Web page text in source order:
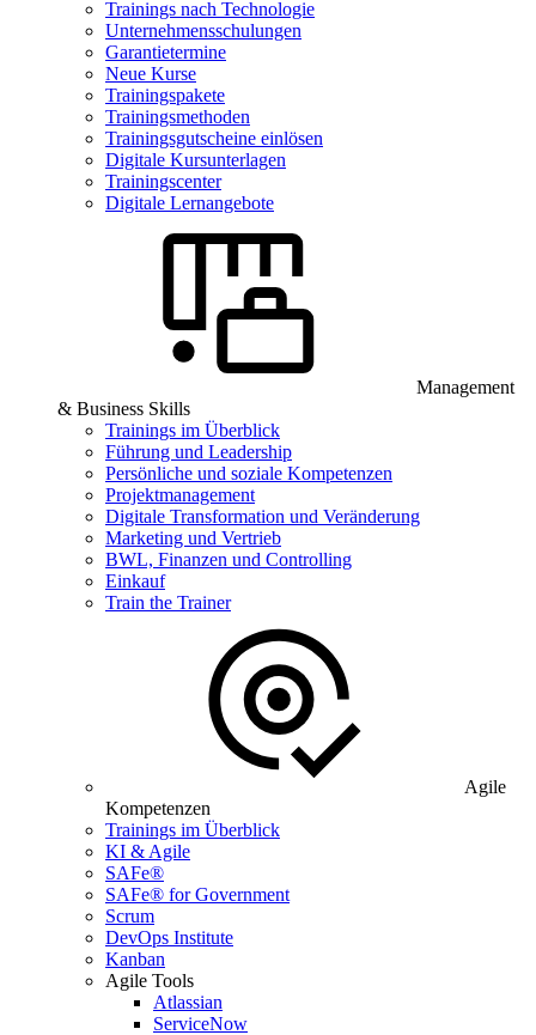
Trainings nach Technologie
Unternehmensschulungen
Garantietermine
Neue Kurse
Trainingspakete
Trainingsmethoden
Trainingsgutscheine einlösen
Digitale Kursunterlagen
Trainingscenter
Digitale Lernangebote
Management
& Business Skills
Trainings im Überblick
Führung und Leadership
Persönliche und soziale Kompetenzen
Projektmanagement
Digitale Transformation und Veränderung
Marketing und Vertrieb
BWL, Finanzen und Controlling
Einkauf
Train the Trainer
Agile
Kompetenzen
Trainings im Überblick
KI & Agile
SAFe®
SAFe® for Government
Scrum
DevOps Institute
Kanban
Agile Tools
Atlassian
ServiceNow